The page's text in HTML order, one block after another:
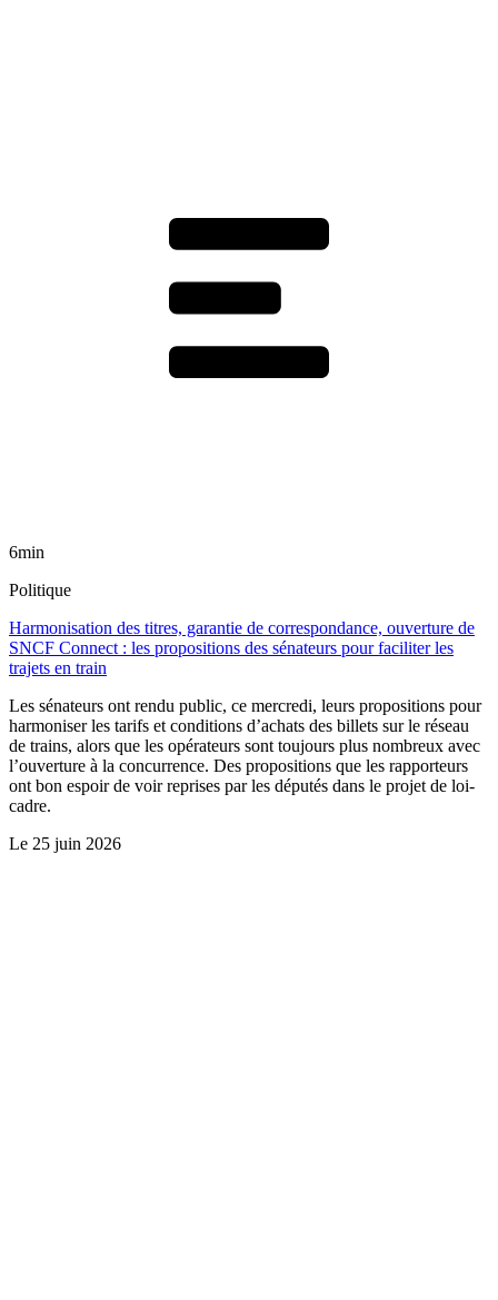
6min
Politique
Harmonisation des titres, garantie de correspondance, ouverture de
SNCF Connect : les propositions des sénateurs pour faciliter les
trajets en train
Les sénateurs ont rendu public, ce mercredi, leurs propositions pour
harmoniser les tarifs et conditions d’achats des billets sur le réseau
de trains, alors que les opérateurs sont toujours plus nombreux avec
l’ouverture à la concurrence. Des propositions que les rapporteurs
ont bon espoir de voir reprises par les députés dans le projet de loi-
cadre.
Le 25 juin 2026